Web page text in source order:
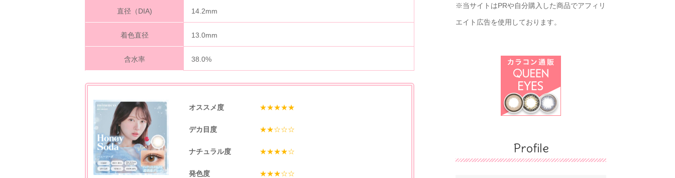
直径（DIA) 14.2mm
着色直径 13.0mm
含水率 38.0%
オススメ度 ★★★★★
デカ目度 ★★☆☆☆
ナチュラル度 ★★★★☆
発色度 ★★★☆☆
※当サイトはPRや自分購入した商品でアフィリ
エイト広告を使用しております。
Profile